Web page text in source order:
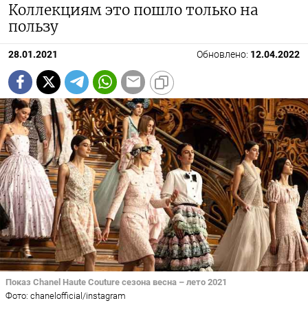
Коллекциям это пошло только на
пользу
28.01.2021 Обновлено: 12.04.2022
Показ Chanel Haute Couture сезона весна – лето 2021
Фото: chanelofficial/instagram